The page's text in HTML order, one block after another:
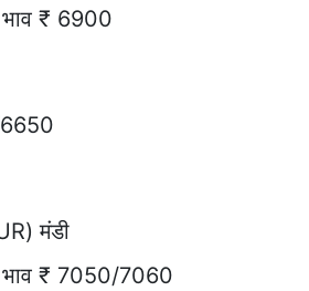
₹ 6900
मंडी
₹ 7050/7060